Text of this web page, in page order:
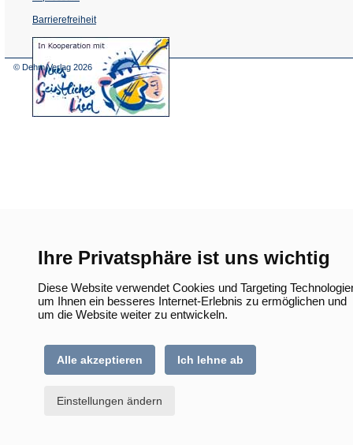
Ihre Privatsphäre ist uns wichtig
Diese Website verwendet Cookies und Targeting
um Ihnen ein besseres Internet-Erlebnis zu ermöglichen und
um die Website weiter zu entwickeln.
Alle akzeptieren Ich lehne ab
Einstellungen ändern
Barrierefreiheit
(Öffnet
in
© Dehm Verlag 2026